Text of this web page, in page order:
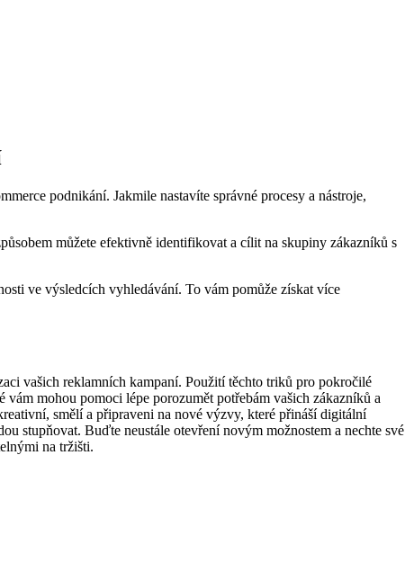
podnikání. Jakmile nastavíte správné procesy a nástroje,
můžete efektivně identifikovat a cílit na skupiny zákazníků s
ve výsledcích vyhledávání. To vám pomůže získat více
vašich reklamních kampaní. Použití těchto triků pro pokročilé
mohou pomoci lépe porozumět potřebám vašich zákazníků a
smělí a připraveni na nové výzvy, které přináší digitální
stupňovat. Buďte neustále otevření novým možnostem a nechte své
na tržišti.